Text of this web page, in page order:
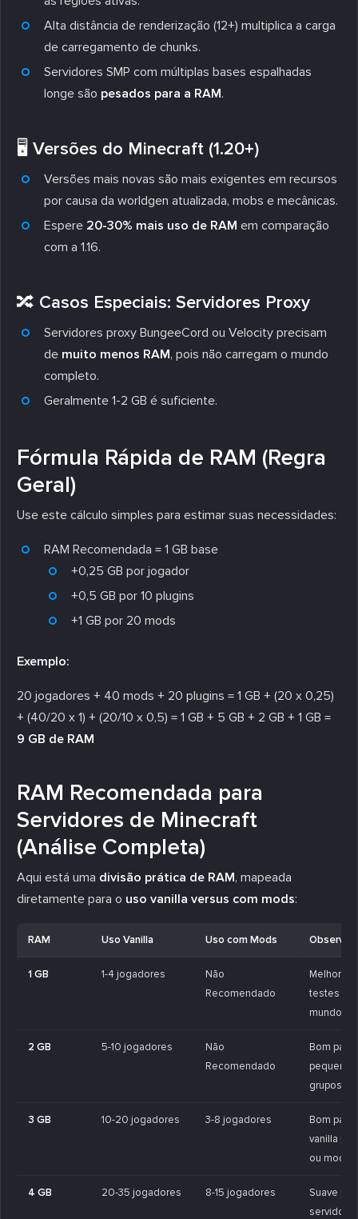
Alta distância de renderização (12+) multiplica a carga
de carregamento de chunks.
Servidores SMP com múltiplas bases espalhadas
longe são pesados para a RAM.
🖥️ Versões do Minecraft (1.20+)
Versões mais novas são mais exigentes em recursos
por causa da worldgen atualizada, mobs e mecânicas.
Espere 20-30% mais uso de RAM em comparação
com a 1.16.
🔀 Casos Especiais: Servidores Proxy
Servidores proxy BungeeCord ou Velocity precisam
de muito menos RAM, pois não carregam o mundo
completo.
Geralmente 1-2 GB é suficiente.
Fórmula Rápida de RAM (Regra
Geral)
Use este cálculo simples para estimar suas necessidades:
RAM Recomendada = 1 GB base
+0,25 GB por jogador
+0,5 GB por 10 plugins
+1 GB por 20 mods
Exemplo:
20 jogadores + 40 mods + 20 plugins = 1 GB + (20 x 0,25)
+ (40/20 x 1) + (20/10 x 0,5) = 1 GB + 5 GB + 2 GB + 1 GB =
9 GB de RAM
RAM Recomendada para
Servidores de Minecraft
(Análise Completa)
Aqui está uma divisão prática de RAM, mapeada
diretamente para o uso vanilla versus com mods:
RAM Uso Vanilla Uso com Mods
1 GB 1-4 jogadores
Não
Recomendado
Melhor
testes ou
mundos
2 GB 5-10 jogadores
Não
Recomendado
Bom para
pequenos
grupos
3 GB 10-20 jogadores 3-8 jogadores
Bom para
vanilla
ou mods
4 GB 20-35 jogadores 8-15 jogadores
Suave